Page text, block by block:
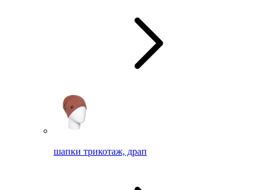
шапки трикотаж, драп